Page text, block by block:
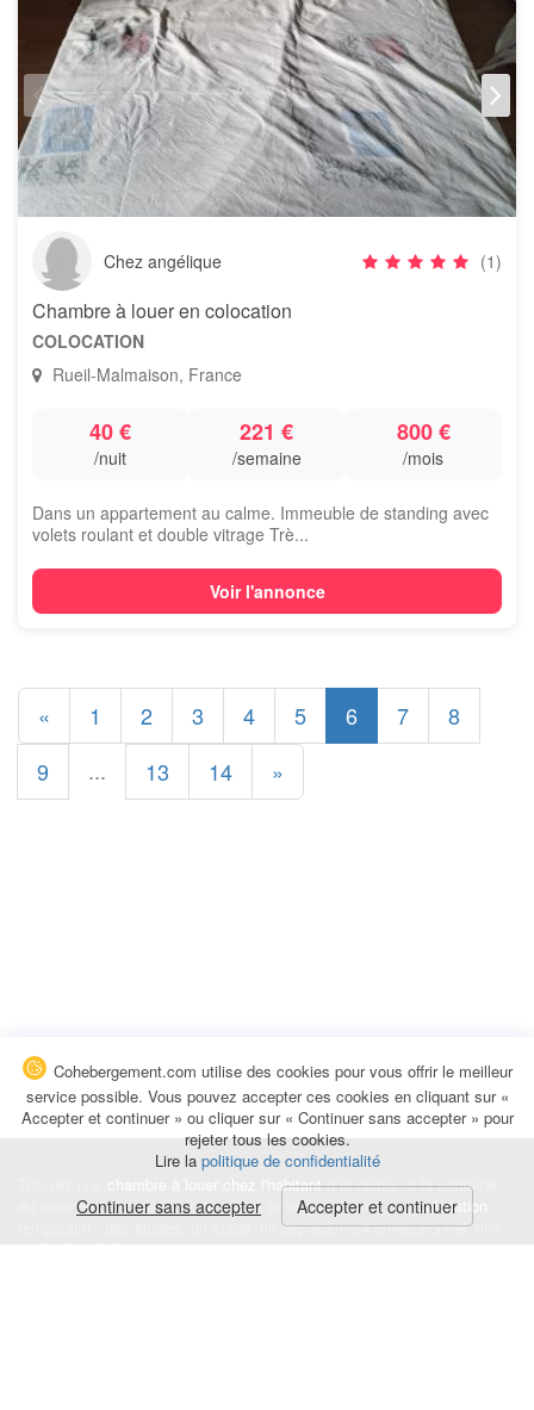
Chez angélique (1)
Chambre à louer en colocation
COLOCATION
Rueil-Malmaison, France
40 €
/nuit
221 €
/semaine
800 €
/mois
Dans un appartement au calme. Immeuble de standing avec
volets roulant et double vitrage Trè...
Voir l'annonce
« 1 2 3 4 5 6 7
8
9
... 13 14 »
chambre à louer chez l'habitantà la nuitée, à la semaine,
au mois ou à l'année pour de courts et longs séjours, unecolocation
temporaire : des études, un stage, un déplacement professionnel, une
Cohebergement.com utilise des cookies pour vous offrir le meilleur
service possible. Vous pouvez accepter ces cookies en cliquant sur «
Accepter et continuer » ou cliquer sur « Continuer sans accepter » pour
rejeter tous les cookies.
Lire la politique de confidentialité
Continuer sans accepter Accepter et continuer